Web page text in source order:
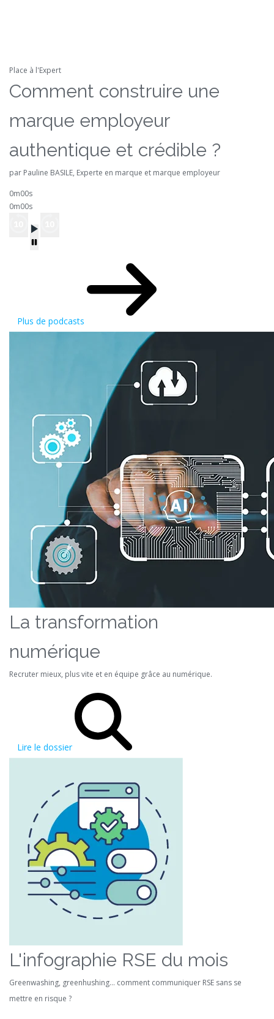
Place à l'Expert
Comment construire une
marque employeur
authentique et crédible ?
par Pauline BASILE, Experte en marque et marque employeur
0m00s
0m00s
Plus de podcasts
La transformation
numérique
Recruter mieux, plus vite et en équipe grâce au numérique.
Lire le dossier
L'infographie RSE du mois
Greenwashing, greenhushing… comment communiquer RSE sans se
mettre en risque ?